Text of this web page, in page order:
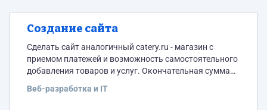
Создание сайта
Сделать сайт аналогичный catery.ru - магазин с
приемом платежей и возможность самостоятельного
добавления товаров и услуг. Окончательная сумма
Веб-разработка и IT